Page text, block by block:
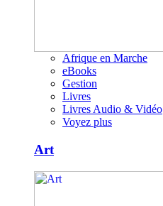
Afrique en Marche
eBooks
Gestion
Livres
Livres Audio & Vidéo
Voyez plus
Art